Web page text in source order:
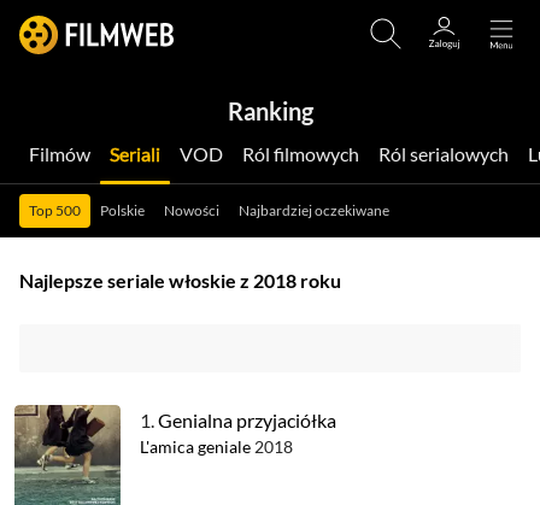
Ranking
Filmów Seriali VOD Ról filmowych Ról serialowych
Top 500 Polskie Nowości Najbardziej oczekiwane
Najlepsze seriale włoskie z 2018 roku
1.Genialna przyjaciółka
L'amica geniale 2018